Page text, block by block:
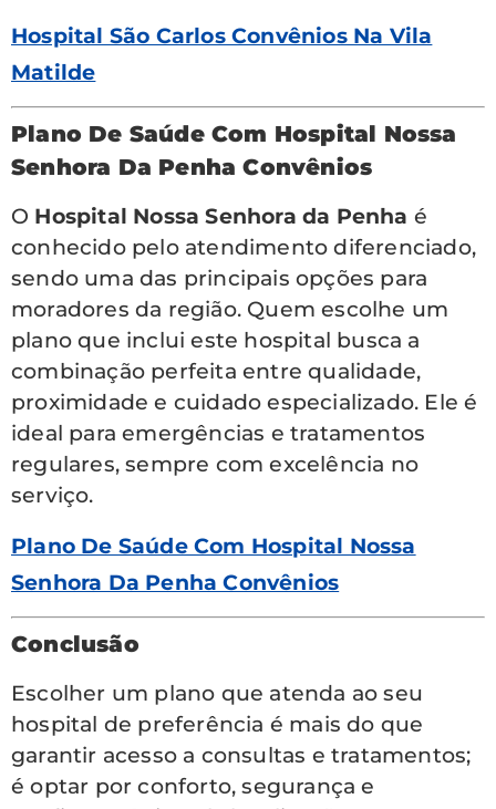
Hospital São Carlos Convênios Na Vila
Matilde
Plano De Saúde Com Hospital Nossa
Senhora Da Penha Convênios
O Hospital Nossa Senhora da Penha é
conhecido pelo atendimento diferenciado,
sendo uma das principais opções para
moradores da região. Quem escolhe um
plano que inclui este hospital busca a
combinação perfeita entre qualidade,
proximidade e cuidado especializado. Ele é
ideal para emergências e tratamentos
regulares, sempre com excelência no
serviço.
Plano De Saúde Com Hospital Nossa
Senhora Da Penha Convênios
Conclusão
Escolher um plano que atenda ao seu
hospital de preferência é mais do que
garantir acesso a consultas e tratamentos;
é optar por conforto, segurança e